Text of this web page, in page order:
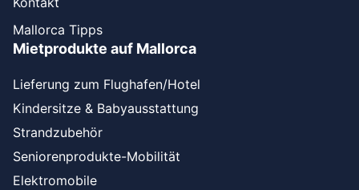
Mallorca Tipps
Mietprodukte auf Mallorca
Lieferung zum Flughafen/Hotel
Kindersitze & Babyausstattung
Strandzubehör
Seniorenprodukte-Mobilität
Elektromobile